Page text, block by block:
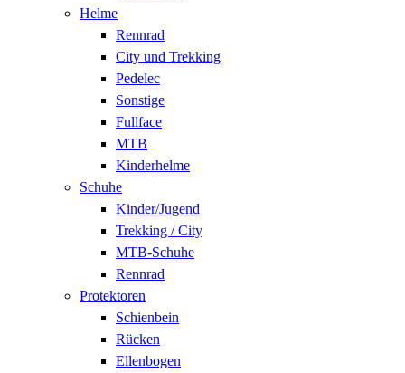
Helme
Rennrad
City und Trekking
Pedelec
Sonstige
Fullface
MTB
Kinderhelme
Schuhe
Kinder/Jugend
Trekking / City
MTB-Schuhe
Rennrad
Protektoren
Schienbein
Rücken
Ellenbogen